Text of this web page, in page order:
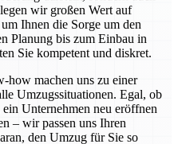
wir großen Wert auf
Ihnen die Sorge um den
Planung bis zum Einbau in
Sie kompetent und diskret.
how machen uns zu einer
Umzugssituationen. Egal, ob
Unternehmen neu eröffnen
– wir passen uns Ihren
den Umzug für Sie so